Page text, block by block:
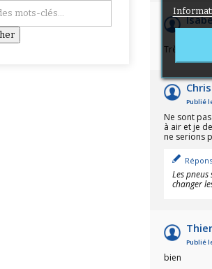
(27
Très bien
Publié
Ne sont
à air et je
ne serions
Les
changer
Publié
bien